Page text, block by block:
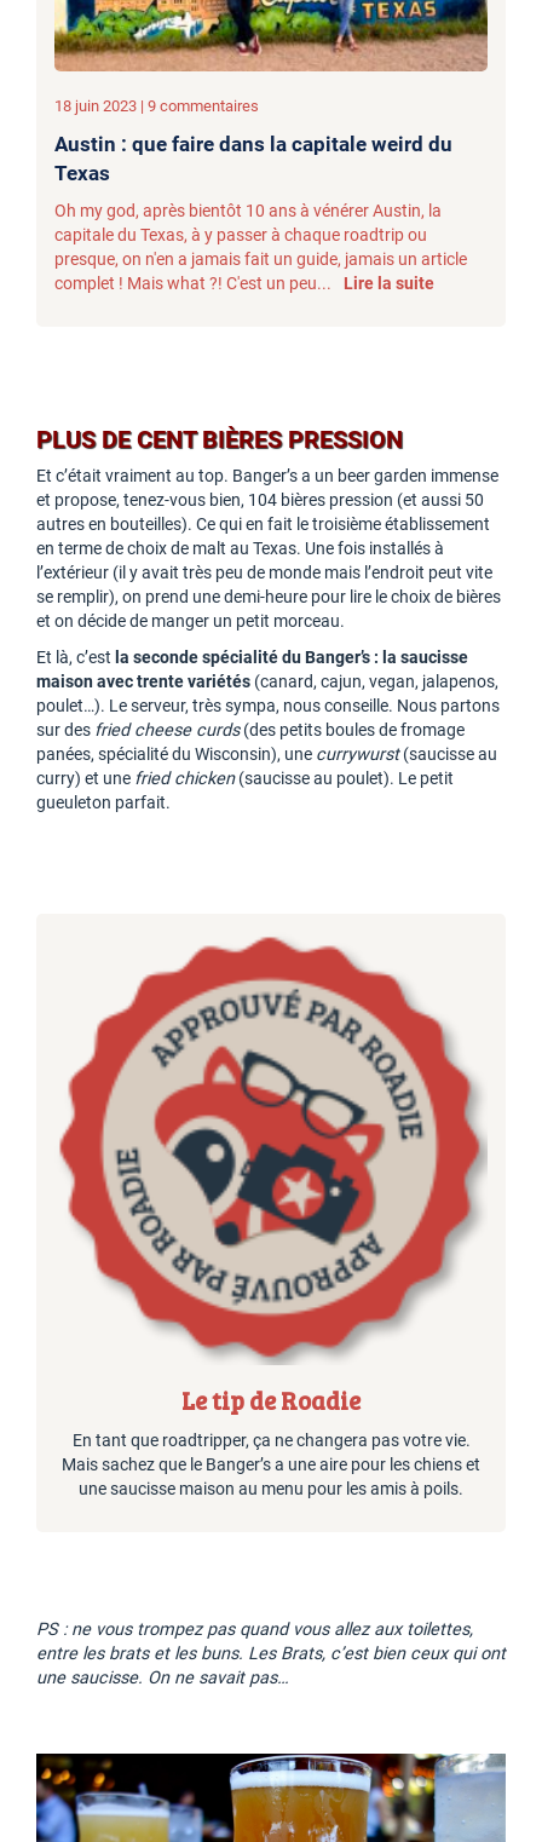
18 juin 2023 | 9 commentaires
Austin : que faire dans la capitale weird du
Texas
Oh my god, après bientôt 10 ans à vénérer Austin, la
capitale du Texas, à y passer à chaque roadtrip ou
presque, on n'en a jamais fait un guide, jamais un article
complet ! Mais what ?! C'est un peu...
Lire la suite
PLUS DE CENT BIÈRES PRESSION
Et c’était vraiment au top. Banger’s a un beer garden immense
et propose, tenez-vous bien, 104 bières pression (et aussi 50
autres en bouteilles). Ce qui en fait le troisième établissement
en terme de choix de malt au Texas. Une fois installés à
l’extérieur (il y avait très peu de monde mais l’endroit peut vite
se remplir), on prend une demi-heure pour lire le choix de bières
et on décide de manger un petit morceau.
Et là, c’est la seconde spécialité du Banger’s : la saucisse
maison avec trente variétés (canard, cajun, vegan, jalapenos,
poulet…). Le serveur, très sympa, nous conseille. Nous partons
sur des fried cheese curds(des petits boules de fromage
panées, spécialité du Wisconsin), une currywurst(saucisse au
curry) et une fried chicken(saucisse au poulet). Le petit
gueuleton parfait.
Le tip de Roadie
En tant que roadtripper, ça ne changera pas votre vie.
Mais sachez que le Banger’s a une aire pour les chiens et
une saucisse maison au menu pour les amis à poils.
PS : ne vous trompez pas quand vous allez aux toilettes,
entre les brats et les buns. Les Brats, c’est bien ceux qui ont
une saucisse. On ne savait pas…